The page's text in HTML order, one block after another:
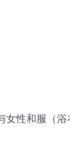
性和服（浴